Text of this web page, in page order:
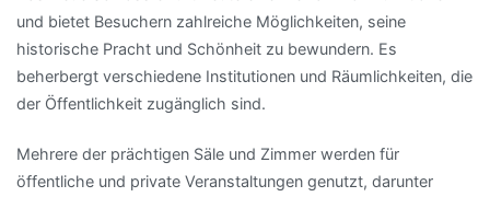
und bietet Besuchern zahlreiche Möglichkeiten, seine
historische Pracht und Schönheit zu bewundern. Es
beherbergt verschiedene Institutionen und Räumlichkeiten, die
der Öffentlichkeit zugänglich sind.
Mehrere der prächtigen Säle und Zimmer werden für
öffentliche und private Veranstaltungen genutzt, darunter